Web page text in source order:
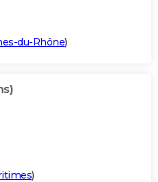
du-Rhône)
)